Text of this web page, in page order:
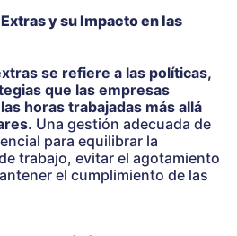
y su Impacto en las
se refiere a las políticas,
que las empresas
horas trabajadas más allá
. Una gestión adecuada de
para equilibrar la
trabajo, evitar el agotamiento
el cumplimiento de las